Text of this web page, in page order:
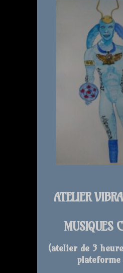
ATELIER
MUSIQUES
(atelier de 3
plateforme